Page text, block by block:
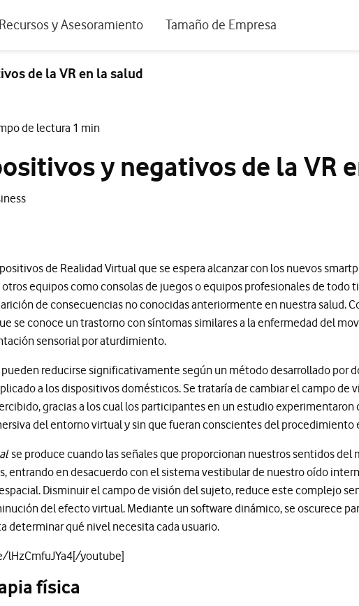
Recursos y Asesoramiento
y webinars
Tamaño de Empresa
de la VR en la salud
de lectura 1 min
y negativos de la VR
de Realidad Virtual que se espera alcanzar con los nuevos
equipos como consolas de juegos o equipos profesionales de todo
de consecuencias no conocidas anteriormente en nuestra salud.
se conoce un trastorno con síntomas similares a la enfermedad del
sensorial por aturdimiento.
reducirse significativamente según un método desarrollado por
a los dispositivos domésticos. Se trataría de cambiar el campo de
gracias a los cual los participantes en un estudio experimentaron
del entorno virtual y sin que fueran conscientes del procedimiento
se produce cuando las señales que proporcionan nuestros sentidos
entrando en desacuerdo con el sistema vestibular de nuestro oído
Disminuir el campo de visión del sujeto, reduce este complejo
del efecto virtual. Mediante un software dinámico, se oscurece
determinar qué nivel necesita cada usuario.
youtube]
física